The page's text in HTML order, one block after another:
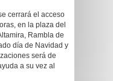
cerrará el acceso
en la plaza del
Rambla de
día de Navidad y
será de
a su vez al